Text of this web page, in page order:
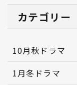
カテゴリー
10月秋ドラマ
1月冬ドラマ